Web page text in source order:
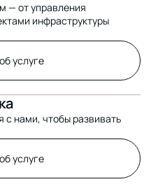
— от управления
инфраструктуры
услуге
с нами, чтобы развивать
услуге